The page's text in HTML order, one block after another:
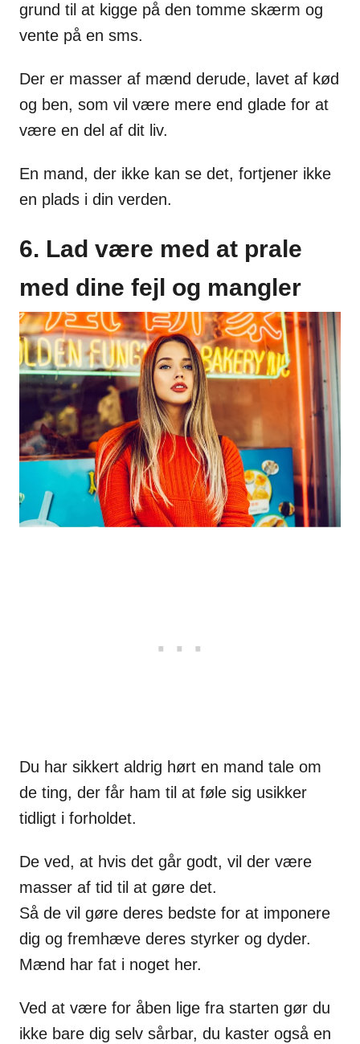
grund til at kigge på den tomme skærm og
vente på en sms.
Der er masser af mænd derude, lavet af kød
og ben, som vil være mere end glade for at
være en del af dit liv.
En mand, der ikke kan se det, fortjener ikke
en plads i din verden.
6. Lad være med at prale
med dine fejl og mangler
Du har sikkert aldrig hørt en mand tale om
de ting, der får ham til at føle sig usikker
tidligt i forholdet.
De ved, at hvis det går godt, vil der være
masser af tid til at gøre det.
Så de vil gøre deres bedste for at imponere
dig og fremhæve deres styrker og dyder.
Mænd har fat i noget her.
Ved at være for åben lige fra starten gør du
ikke bare dig selv sårbar, du kaster også en